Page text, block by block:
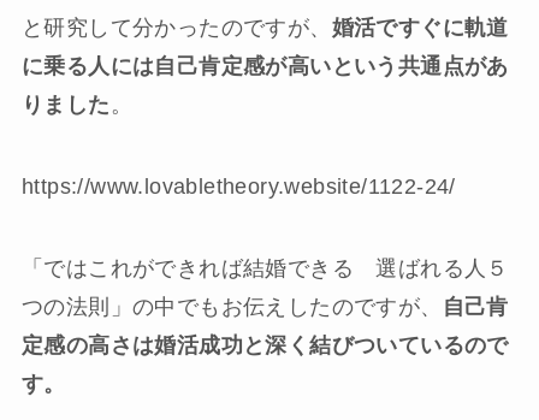
と研究して分かったのですが、 婚活ですぐに軌道
に乗る人には自己肯定感が高いという共通点があ
りました 。
https://www.lovabletheory.website/1122-24/
「ではこれができれば結婚できる 選ばれる人５
つの法則」の中でもお伝えしたのですが、
自己肯
定感の高さは婚活成功と深く結びついているので
す。